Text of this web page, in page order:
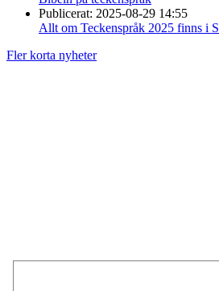
Publicerat: 2025-08-29 14:55
Allt om Teckenspråk 2025 finns i
Fler korta nyheter